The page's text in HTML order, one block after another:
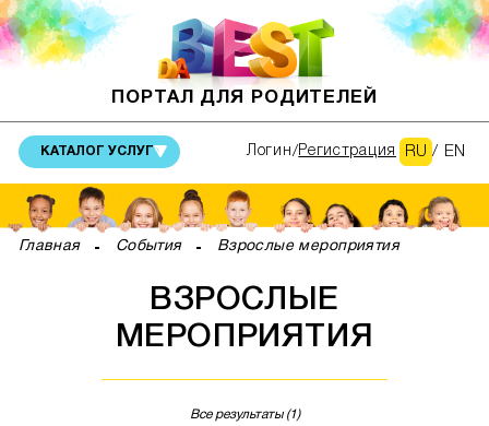
ПОРТАЛ ДЛЯ РОДИТЕЛЕЙ
КАТАЛОГ УСЛУГ RU / EN
Логин Регистрация
Главная События Взрослые мероприятия
ВЗРОСЛЫЕ
МЕРОПРИЯТИЯ
Все результаты (1)